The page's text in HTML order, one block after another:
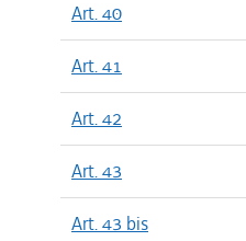
Art. 40
Art. 41
Art. 42
Art. 43
Art. 43 bis